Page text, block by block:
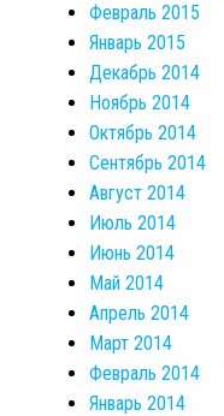
Февраль 2015
Январь 2015
Декабрь 2014
Ноябрь 2014
Октябрь 2014
Сентябрь 2014
Август 2014
Июль 2014
Июнь 2014
Май 2014
Апрель 2014
Март 2014
Февраль 2014
Январь 2014